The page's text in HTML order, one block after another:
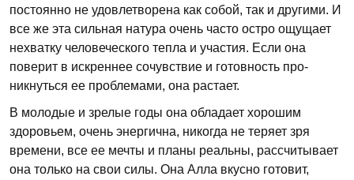
постоянно не удовлетворена как собой, так и другими. И
все же эта сильная натура очень часто остро ощущает
нехватку человеческого тепла и участия. Если она
поверит в искреннее сочувствие и готовность про­
никнуться ее проблемами, она растает.
В молодые и зрелые годы она обладает хорошим
здоровьем, очень энергична, никогда не теряет зря
времени, все ее мечты и планы реальны, рассчитывает
она только на свои силы. Она Алла вкусно готовит,